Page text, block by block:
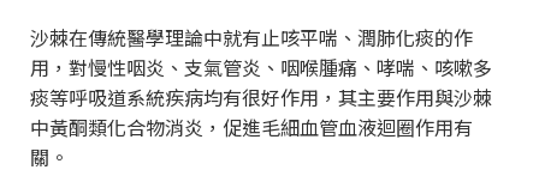
沙棘在傳統醫學理論中就有止咳平喘、潤肺化痰的作
用，對慢性咽炎、支氣管炎、咽喉腫痛、哮喘、咳嗽多
痰等呼吸道系統疾病均有很好作用，其主要作用與沙棘
中黃酮類化合物消炎，促進毛細血管血液迴圈作用有
關。